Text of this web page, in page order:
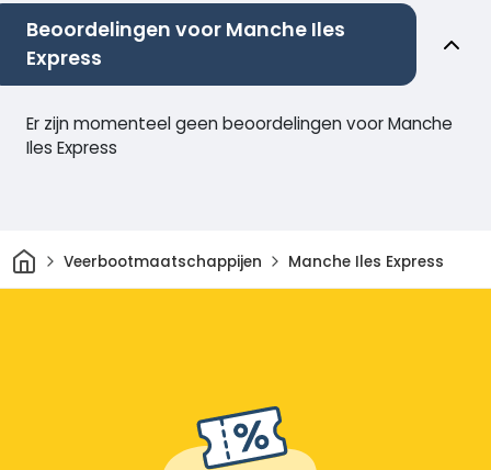
Beoordelingen voor Manche Iles
Express
Er zijn momenteel geen beoordelingen voor Manche
Iles Express
ThuisVeerbootmaatschappijen Manche Iles Express